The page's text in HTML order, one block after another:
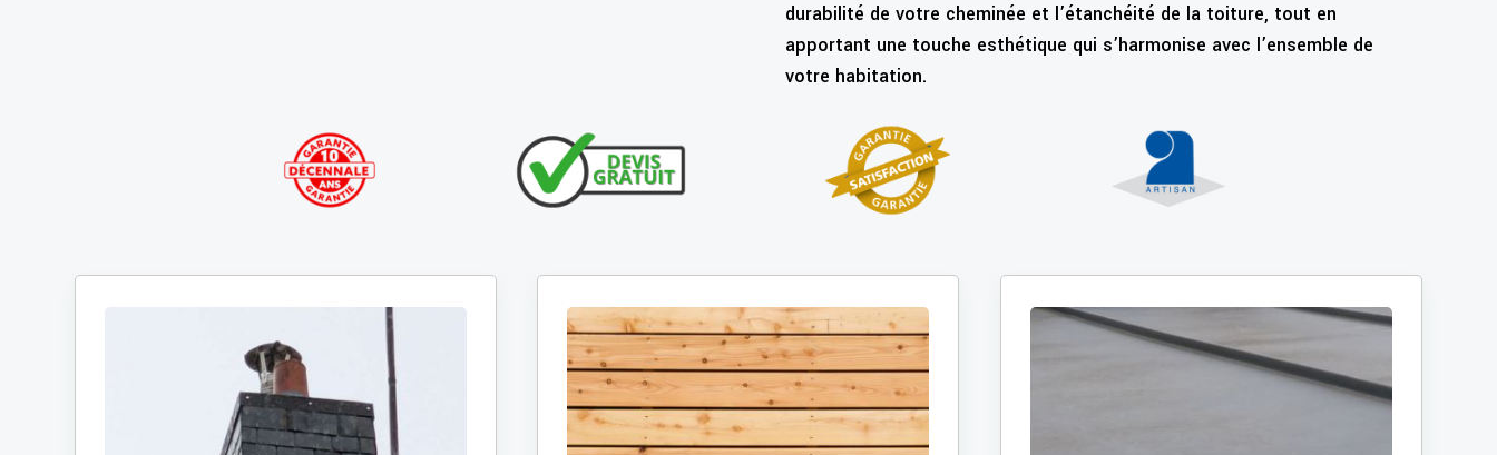
durabilité de votre cheminée et l’étanchéité de la toiture, tout en
apportant une touche esthétique qui s’harmonise avec l’ensemble de
votre habitation.